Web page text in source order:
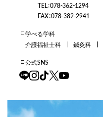
TEL：078-362-1294
FAX：078-382-2941
学べる学科
介護福祉士科
鍼灸科
公式SNS